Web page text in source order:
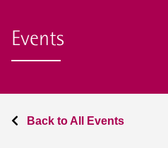
Events
Back to All Events